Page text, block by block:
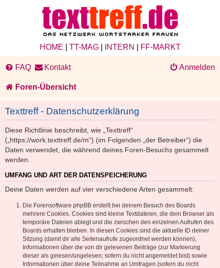
HOME TT-MAG| INTERN FF-MARKT
FAQ Kontakt Anmelden
Foren-Übersicht
Texttreff - Datenschutzerklärung
Diese Richtlinie beschreibt, wie „Texttreff“
(„https://work.texttreff.de/m“) (im Folgenden „der Betreiber“) die
Daten verwendet, die während deines Foren-Besuchs gesammelt
werden.
UMFANG UND ART DER DATENSPEICHERUNG
Deine Daten werden auf vier verschiedene Arten gesammelt:
Die Forensoftware phpBB erstellt bei deinem Besuch des Boards
mehrere Cookies. Cookies sind kleine Textdateien, die dein Browser als
temporäre Dateien ablegt und die zwischen den einzelnen Aufrufen des
Boards erhalten bleiben. In diesen Cookies sind die aktuelle ID deiner
Sitzung (damit dir alle Seitenaufrufe zugeordnet werden können),
Informationen über die von dir gelesenen Beiträge (zur Markierung
dieser als gelesen/ungelesen; sofern du nicht angemeldet bist) sowie
Informationen über deine Teilnahme an Umfragen (sofern du nicht